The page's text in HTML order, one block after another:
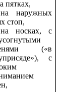
пятках,
на наружных
стоп,
на носках, с
(«в
с